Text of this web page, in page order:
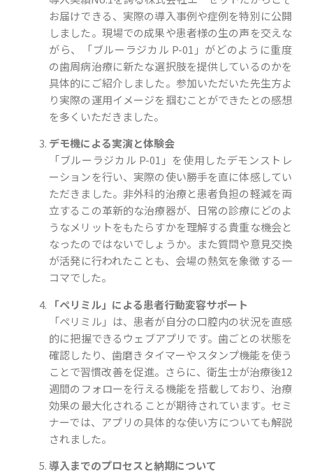
お届けできる、実際の導入事例や症例を特別に公開
しました。現場での成果や患者様の生の声を交えな
がら、「ブルーラジカル P-01」がどのように重度
の歯周病治療に新たな選択肢を提供しているのかを
具体的にご紹介しました。参加いただいた先生方よ
り実際の運用イメージを掴むことができたとの感想
を多くいただきました。
デモ機による実演と体験会
「ブルーラジカル P-01」を使用したデモンストレ
ーションを行い、実際の使い勝手を直に体感してい
ただきました。非外科的治療と患者負担の軽減を両
立するこの革新的な治療器が、日常の診療にどのよ
うなメリットをもたらすかを理解する貴重な機会と
なったのではないでしょうか。また質問や意見交換
が活発に行われたことも、会場の熱気を象徴する一
コマでした。
「ペリミル」による患者行動変容サポート
「ペリミル」は、患者が自分の口腔内の状況を直感
的に把握できるウェブアプリです。歯ごとの状態を
確認したり、歯磨きタイマーやスタンプ機能を使う
ことで習慣改善を促進。さらに、衛生士が治療後12
週間のフォローを行える機能を搭載しており、治療
効果の最大化されることが期待されています。セミ
ナーでは、アプリの具体的な使い方についても解説
されました。
導入までのプロセスと納期について